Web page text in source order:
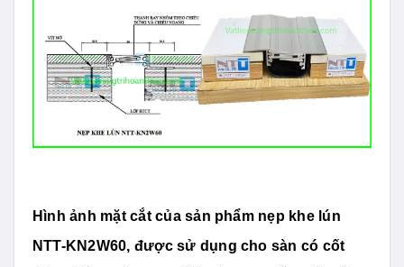
Hình ảnh mặt cắt của sản phẩm nẹp khe lún
NTT-KN2W60, được sử dụng cho sàn có cốt